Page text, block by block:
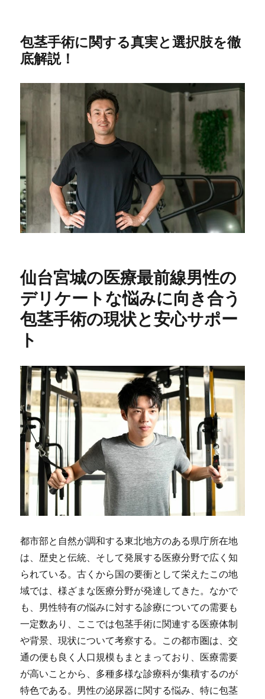
包茎手術に関する真実と選択肢を徹
底解説！
仙台宮城の医療最前線男性の
デリケートな悩みに向き合う
包茎手術の現状と安心サポー
ト
都市部と自然が調和する東北地方のある県庁所在地
は、歴史と伝統、そして発展する医療分野で広く知
られている。古くから国の要衝として栄えたこの地
域では、様ざまな医療分野が発達してきた。なかで
も、男性特有の悩みに対する診療についての需要も
一定数あり、ここでは包茎手術に関連する医療体制
や背景、現状について考察する。この都市圏は、交
通の便も良く人口規模もまとまっており、医療需要
が高いことから、多種多様な診療科が集積するのが
特色である。男性の泌尿器に関する悩み、特に包茎